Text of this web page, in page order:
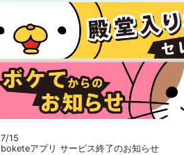
7/15
boketeアプリ サービス終了のお知らせ